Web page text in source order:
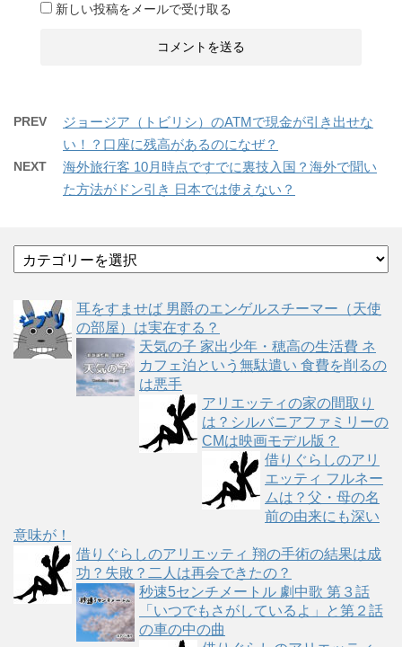
新しい投稿をメールで受け取る
PREV
ジョージア（トビリシ）のATMで現金が引き出せな
い！？口座に残高があるのになぜ？
NEXT
海外旅行客 10月時点ですでに裏技入国？海外で聞い
た方法がドン引き 日本では使えない？
テ
リ
ー
耳をすませば 男爵のエンゲルスチーマー（天使
の部屋）は実在する？
天気の子 家出少年・穂高の生活費 ネ
カフェ泊という無駄遣い 食費を削るの
は悪手
アリエッティの家の間取り
は？シルバニアファミリーの
CMは映画モデル版？
借りぐらしのアリ
エッティ フルネー
ムは？父・母の名
前の由来にも深い
意味が！
借りぐらしのアリエッティ 翔の手術の結果は成
功？失敗？二人は再会できたの？
秒速5センチメートル 劇中歌 第３話
「いつでもさがしているよ」と第２話
の車の中の曲